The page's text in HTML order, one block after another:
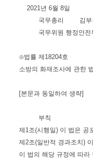
2021년 6월 8일
국무총리 김부
국무위원 행정안
⊙법률 제18204호
소방의 화재조사에 관한
[본문과 동일하여 생략]
부칙
제1조(시행일) 이 법은 공
제2조(일반적 경과조치)
이 법의 해당 규정에 따라